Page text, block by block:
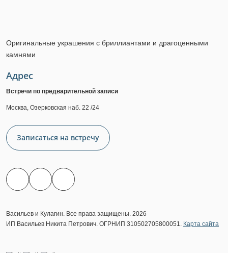
Оригинальные украшения с бриллиантами и драгоценными
камнями
Адрес
Встречи по предварительной записи
Москва, Озерковская наб. 22 /24
Записаться на встречу
Васильев и Кулагин. Все права защищены. 2026
ИП Васильев Никита Петрович. ОГРНИП 310502705800051. Карта сайта